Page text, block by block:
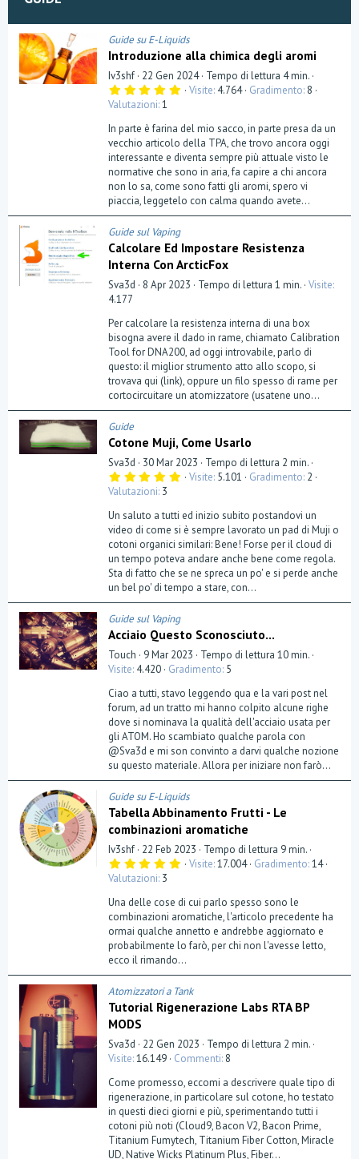
Guide su E-Liquids
Introduzione alla chimica degli aromi
Iv3shf 22 Gen 2024 Tempo di lettura 4 min.
5
s
t
e
l
l
a
(
e
)
Visite 4.764 Gradimento 8
Valutazioni 1
In parte è farina del mio sacco, in parte presa da un
vecchio articolo della TPA, che trovo ancora oggi
interessante e diventa sempre più attuale visto le
normative che sono in aria, fa capire a chi ancora
non lo sa, come sono fatti gli aromi, spero vi
piaccia, leggetelo con calma quando avete...
Guide sul Vaping
Calcolare Ed Impostare Resistenza
Interna Con ArcticFox
Sva3d 8 Apr 2023 Tempo di lettura 1 min. Visite
4.177
Per calcolare la resistenza interna di una box
bisogna avere il dado in rame, chiamato Calibration
Tool for DNA200, ad oggi introvabile, parlo di
questo: il miglior strumento atto allo scopo, si
trovava qui (link), oppure un filo spesso di rame per
cortocircuitare un atomizzatore (usatene uno...
Guide
Cotone Muji, Come Usarlo
Sva3d 30 Mar 2023
Tempo di lettura 2 min.
5
s
e
l
l
a
(
e
)
Visite 5.101 Gradimento 2
Valutazioni 3
Un saluto a tutti ed inizio subito postandovi un
video di come si è sempre lavorato un pad di Muji o
cotoni organici similari: Bene! Forse per il cloud di
un tempo poteva andare anche bene come regola.
Sta di fatto che se ne spreca un po' e si perde anche
un bel po' di tempo a stare, con...
Guide sul Vaping
Acciaio Questo Sconosciuto...
Touch 9 Mar 2023
Tempo di lettura 10 min.
Visite 4.420 Gradimento 5
Ciao a tutti, stavo leggendo qua e la vari post nel
forum, ad un tratto mi hanno colpito alcune righe
dove si nominava la qualità dell'acciaio usata per
gli ATOM. Ho scambiato qualche parola con
@Sva3d e mi son convinto a darvi qualche nozione
su questo materiale. Allora per iniziare non farò...
Guide su E-Liquids
Tabella Abbinamento Frutti - Le
combinazioni aromatiche
Iv3shf 22 Feb 2023
Tempo di lettura 9 min.
5
s
t
l
l
(
e
)
Visite 17.004 Gradimento 14
Valutazioni 3
Una delle cose di cui parlo spesso sono le
combinazioni aromatiche, l'articolo precedente ha
ormai qualche annetto e andrebbe aggiornato e
probabilmente lo farò, per chi non l'avesse letto,
ecco il rimando...
Atomizzatori a Tank
Tutorial Rigenerazione Labs RTA BP
MODS
Sva3d 22 Gen 2023
Tempo di lettura 2 min.
Visite 16.149 Commenti 8
Come promesso, eccomi a descrivere quale tipo di
rigenerazione, in particolare sul cotone, ho testato
in questi dieci giorni e più, sperimentando tutti i
cotoni più noti (Cloud9, Bacon V2, Bacon Prime,
Titanium Fumytech, Titanium Fiber Cotton, Miracle
UD, Native Wicks Platinum Plus, Fiber...